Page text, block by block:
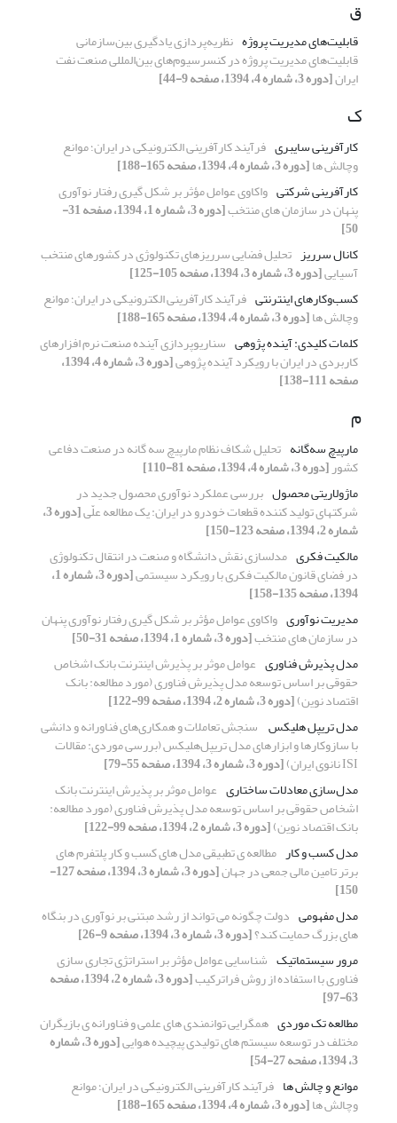
ق
قابلیت‌های مدیریت پروژه نظریه‌پردازی یادگیری بین‌سازمانی
قابلیت‌های مدیریت پروژه در کنسرسیوم‌های بین‌المللی صنعت نفت
ایران[دوره 3، شماره 4، 1394، صفحه 9-44]
ک
کارآفرینی سایبری فرآیند کارآفرینی الکترونیکی در ایران؛ موانع
وچالش ها[دوره 3، شماره 4، 1394، صفحه 165-188]
کارآفرینی شرکتی واکاوی عوامل مؤثر بر شکل گیری رفتار نوآوری
پنهان در سازمان های منتخب [دوره 3، شماره 1، 1394، صفحه 31-
50]
کانال سرریز تحلیل فضایی سرریزهای تکنولوژی در کشورهای منتخب
آسیایی[دوره 3، شماره 3، 1394، صفحه 105-125]
کسب‌وکارهای اینترنتی فرآیند کارآفرینی الکترونیکی در ایران؛ موانع
وچالش ها[دوره 3، شماره 4، 1394، صفحه 165-188]
کلمات کلیدی: آینده پژوهی سناریوپردازی آینده صنعت نرم افزارهای
کاربردی در ایران با رویکرد آینده پژوهی [دوره 3، شماره 4، 1394،
صفحه 111-138]
م
مارپیچ سه‌گانه تحلیل شکاف نظام مارپیچ سه گانه در صنعت دفاعی
کشور[دوره 3، شماره 4، 1394، صفحه 81-110]
ماژولاریتی محصول بررسی عملکرد نوآوری محصول جدید در
شرکتهای تولید کننده قطعات خودرو در ایران: یک مطالعه علّی [دوره 3،
شماره 2، 1394، صفحه 123-150]
مالکیت فکری مدلسازی نقش دانشگاه و صنعت در انتقال تکنولوژی
در فضای قانون مالکیت فکری با رویکرد سیستمی [دوره 3، شماره 1،
1394، صفحه 135-158]
مدیریت نوآوری واکاوی عوامل مؤثر بر شکل گیری رفتار نوآوری پنهان
در سازمان های منتخب[دوره 3، شماره 1، 1394، صفحه 31-50]
مدل پذیرش فناوری عوامل موثر بر پذیرش اینترنت بانک اشخاص
حقوقی بر اساس توسعه مدل پذیرش فناوری (مورد مطالعه: بانک
اقتصاد نوین)[دوره 3، شماره 2، 1394، صفحه 99-122]
مدل تریپل هلیکس ‏ سنجش تعاملات و همکاری‌های فناورانه و دانشی
با سازوکارها و ابزارهای ‏مدل تریپل‌هلیکس (بررسی موردی: مقالات
[دوره 3، شماره 3، 1394، صفحه 55-79]
مدل‌سازی معادلات ساختاری عوامل موثر بر پذیرش اینترنت بانک
اشخاص حقوقی بر اساس توسعه مدل پذیرش فناوری (مورد مطالعه:
بانک اقتصاد نوین)[دوره 3، شماره 2، 1394، صفحه 99-122]
مدل کسب و کار مطالعه ی تطبیقی مدل های کسب و کار پلتفرم های
برتر تامین مالی جمعی در جهان [دوره 3، شماره 3، 1394، صفحه 127-
150]
مدل مفهومی دولت چگونه می تواند از رشد مبتنی بر نوآوری در بنگاه
های بزرگ حمایت کند؟[دوره 3، شماره 3، 1394، صفحه 9-26]
مرور سیستماتیک شناسایی عوامل مؤثر بر استراتژی تجاری سازی
فناوری با استفاده از روش فراترکیب [دوره 3، شماره 2، 1394، صفحه
63-97]
مطالعه تک موردی همگرایی توانمندی های علمی و فناورانه ی بازیگران
مختلف در توسعه سیستم های تولیدی پیچیده هوایی [دوره 3، شماره
3، 1394، صفحه 27-54]
موانع و چالش ها فرآیند کارآفرینی الکترونیکی در ایران؛ موانع
وچالش ها[دوره 3، شماره 4، 1394، صفحه 165-188]